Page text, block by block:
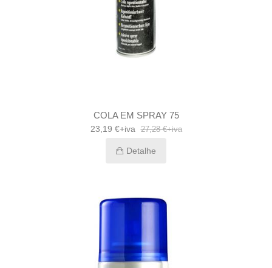
COLA EM SPRAY 75
23,19 €+iva 27,28 €+iva
Detalhe